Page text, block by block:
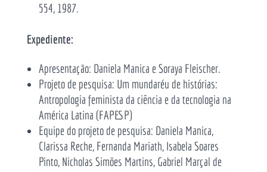
554, 1987.
Expediente:
Apresentação: Daniela Manica e Soraya Fleischer.
Projeto de pesquisa: Um mundaréu de histórias:
Antropologia feminista da ciência e da tecnologia na
América Latina (FAPESP)
Equipe do projeto de pesquisa: Daniela Manica,
Clarissa Reche, Fernanda Mariath, Isabela Soares
Pinto, Nicholas Simões Martins, Gabriel Marçal de